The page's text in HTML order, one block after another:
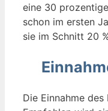
eine 30
schon im ersten
sie im Schnitt 20
Die Einnahme